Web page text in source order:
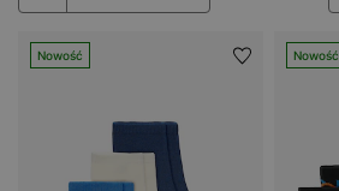
Nowość Nowość